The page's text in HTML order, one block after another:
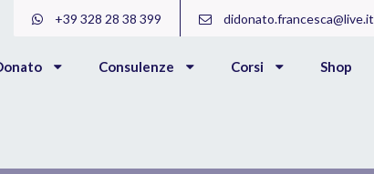
+39 328 28 38 399 didonato.francesca@live.it
Consulenze Corsi Shop